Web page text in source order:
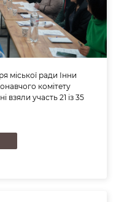
міської ради Інни
комітету
взяли участь 21 із 35